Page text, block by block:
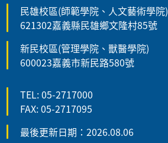
民雄校區(師範學院、人文藝術學院)
621302嘉義縣民雄鄉文隆村85號
新民校區(管理學院、獸醫學院)
600023嘉義市新民路580號
TEL: 05-2717000
FAX: 05-2717095
最後更新日期：2026.08.06